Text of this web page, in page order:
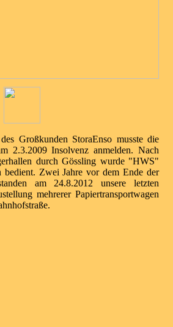
Großkunden StoraEnso musste die
2.3.2009 Insolvenz anmelden. Nach
durch Gössling wurde "HWS"
bedient. Zwei Jahre vor dem Ende der
am 24.8.2012 unsere letzten
mehrerer Papiertransportwagen